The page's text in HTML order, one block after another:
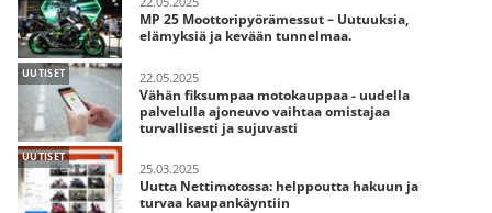
MP 25 Moottoripyörämessut – Uutuuksia,
elämyksiä ja kevään tunnelmaa.
UUTISET 22.05.2025
Vähän fiksumpaa motokauppaa - uudella
palvelulla ajoneuvo vaihtaa omistajaa
turvallisesti ja sujuvasti
UUTISET
25.03.2025
Uutta Nettimotossa: helppoutta hakuun ja
turvaa kaupankäyntiin